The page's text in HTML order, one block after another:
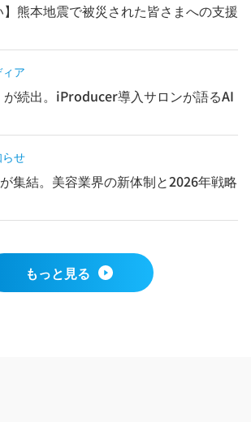
】熊本地震で被災された皆さまへの支援
ア
が続出。iProducer導入サロンが語るAI
せ
集結。美容業界の新体制と2026年戦略
もっと見る